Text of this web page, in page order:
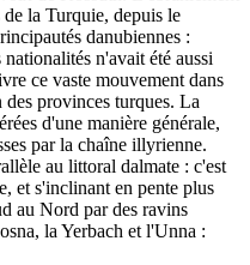
de la Turquie, depuis le
danubiennes :
n'avait été aussi
ce vaste mouvement dans
des provinces turques. La
d'une manière générale,
par la chaîne illyrienne.
au littoral dalmate : c'est
et s'inclinant en pente plus
au Nord par des ravins
la Yerbach et l'Unna :